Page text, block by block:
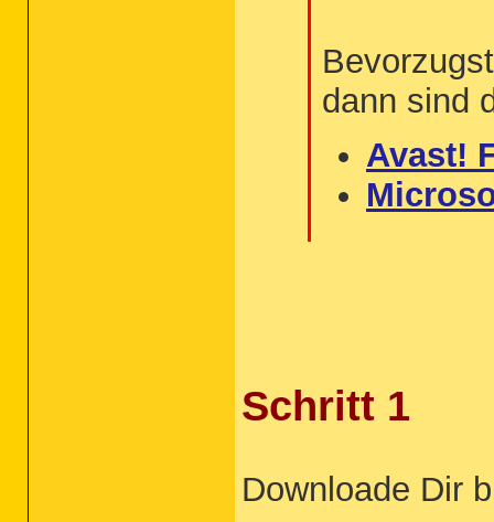
dann sind
Avast!
Schritt 1
Downloade Dir